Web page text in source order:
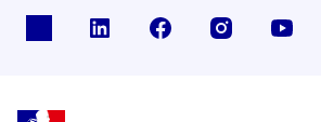
linkedin facebook instagram